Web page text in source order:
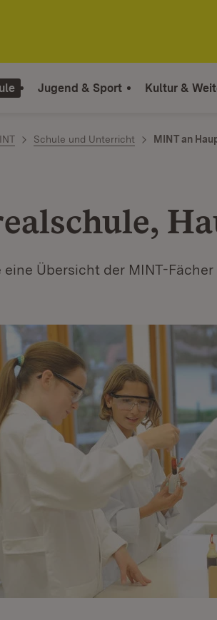
Jugend & Sport Kultur &
Schule und Unterricht MINT an
eine Übersicht der MINT-